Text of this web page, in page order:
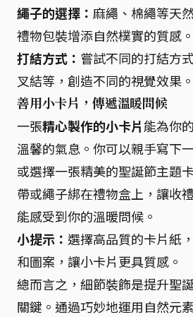
繩子的選擇： 麻繩、棉繩等天
禮物包裝增添自然樸實的質感。
打結方式： 嘗試不同的打結方
叉結等，創造不同的視覺效果。
善用小卡片，傳遞溫暖問候
一張精心製作的小卡片能為你
溫馨的氣息。你可以親手寫下
或選擇一張精美的聖誕節主題
帶或繩子綁在禮物盒上，讓收
能感受到你的溫暖問候。
小提示： 選擇高品質的卡片紙
和圖案，讓小卡片更具質感。
總而言之，細節裝飾是提升聖
關鍵。通過巧妙地運用自然元